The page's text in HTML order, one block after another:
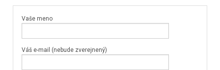
Vaše meno
Váš e-mail (nebude zverejnený)